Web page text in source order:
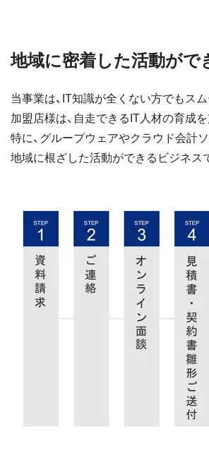
地域に密着した活動がで
当事業は、IT知識が全くない方でもス
加盟店様は、自走できるIT人材の育成
特に、グループウェアやクラウド会計
地域に根ざした活動ができるビジネス